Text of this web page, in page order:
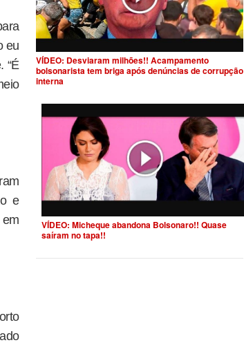
eu
“É
e
VÍDEO: Desviaram milhões!! Acampamento
bolsonarista tem briga após denúncias de corrupção
interna
VÍDEO: Micheque abandona Bolsonaro!! Quase
saíram no tapa!!